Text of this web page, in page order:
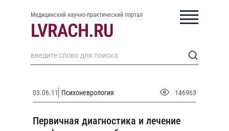
Медицинский научно-практический портал
03.06.11 Психоневрология 146963
Первичная диагностика и лечение